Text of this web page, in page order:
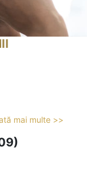
mai multe >>